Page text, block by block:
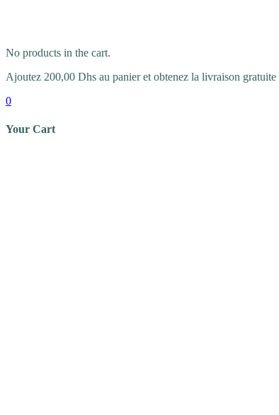
No products in the cart.
Ajoutez 200,00 Dhs au panier et obtenez la livraison gratuite
0
Your Cart